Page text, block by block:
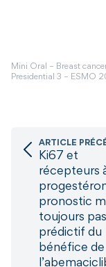
Mini Oral – Breast
Presidential 3 – ESMO
ARTICLE
Ki67 et
récepteurs
pronostic
toujours pas
prédictif du
bénéfice de